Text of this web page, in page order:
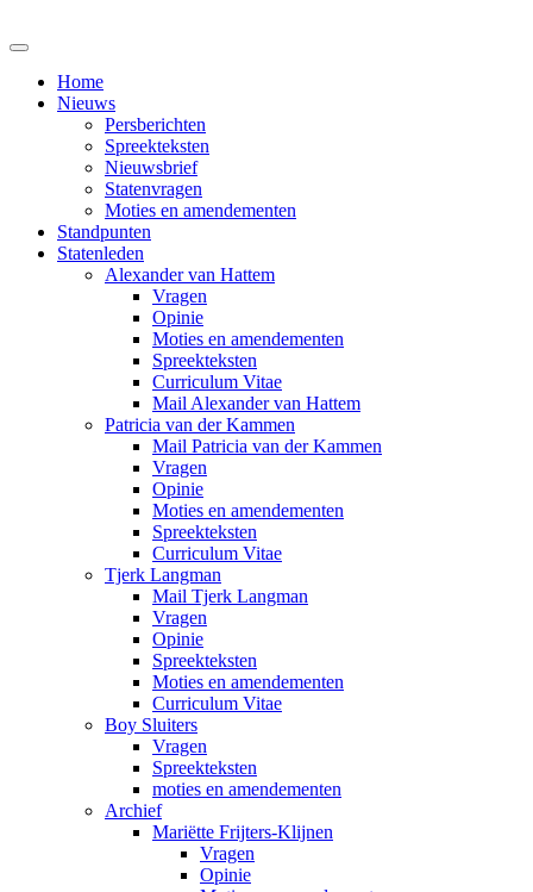
Home
Nieuws
Persberichten
Spreekteksten
Nieuwsbrief
Statenvragen
Moties en amendementen
Standpunten
Statenleden
Alexander van Hattem
Vragen
Opinie
Moties en amendementen
Spreekteksten
Curriculum Vitae
Mail Alexander van Hattem
Patricia van der Kammen
Mail Patricia van der Kammen
Vragen
Opinie
Moties en amendementen
Spreekteksten
Curriculum Vitae
Tjerk Langman
Mail Tjerk Langman
Vragen
Opinie
Spreekteksten
Moties en amendementen
Curriculum Vitae
Boy Sluiters
Vragen
Spreekteksten
moties en amendementen
Archief
Mariëtte Frijters-Klijnen
Vragen
Opinie